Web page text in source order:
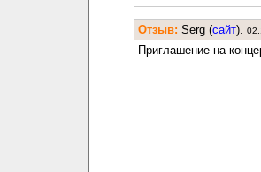
Отзыв: Serg (cайт).
Приглашение на